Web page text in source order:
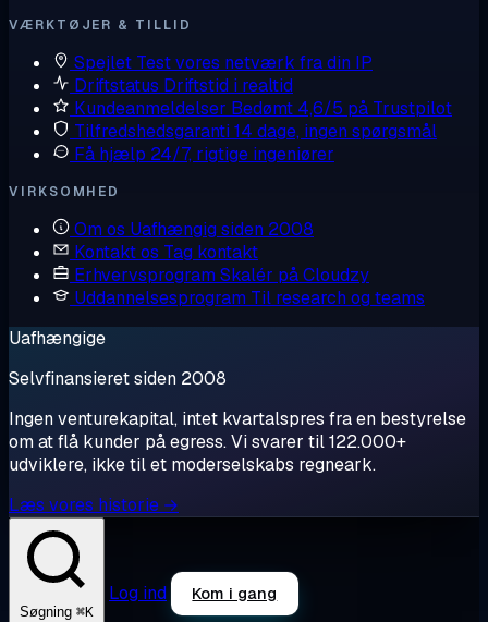
VÆRKTØJER & TILLID
Spejlet Test vores netværk fra din IP
Driftstatus Driftstid i realtid
Kundeanmeldelser Bedømt 4,6/5 på Trustpilot
Tilfredshedsgaranti 14 dage, ingen spørgsmål
Få hjælp 24/7, rigtige ingeniører
VIRKSOMHED
Om os Uafhængig siden 2008
Kontakt os Tag kontakt
Erhvervsprogram Skalér på Cloudzy
Uddannelsesprogram Til research og teams
Uafhængige
Selvfinansieret siden 2008
Ingen venturekapital, intet kvartalspres fra en bestyrelse
om at flå kunder på egress. Vi svarer til 122.000+
udviklere, ikke til et moderselskabs regneark.
Læs vores historie →
Søgning ⌘K
Log ind Kom i gang